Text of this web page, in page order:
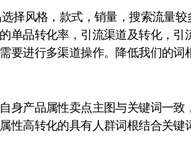
择风格，款式，销量，搜索流量
单品转化率，引流渠道及转化，
要进行多渠道操作。降低我们的
身产品属性卖点主图与关键词一致
性高转化的具有人群词根结合关键